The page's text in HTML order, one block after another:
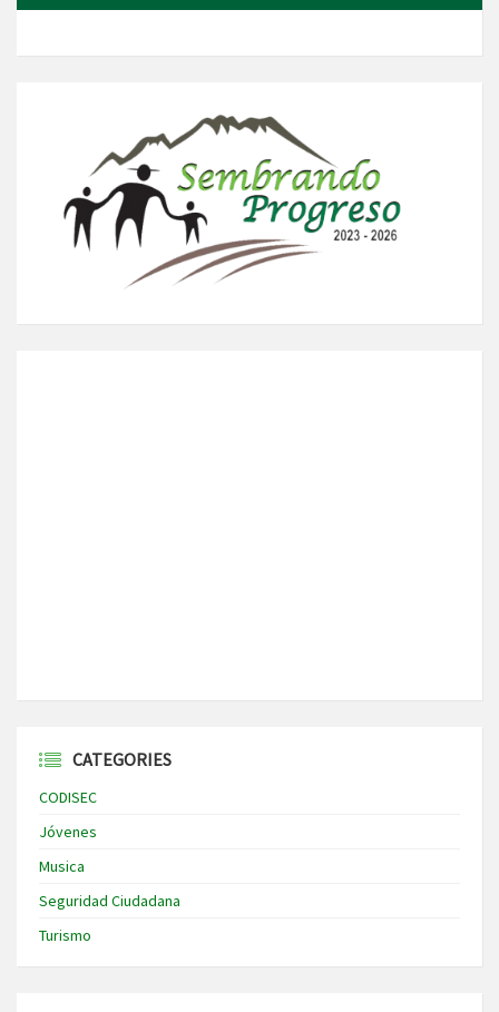
CATEGORIES
CODISEC
Jóvenes
Musica
Seguridad Ciudadana
Turismo